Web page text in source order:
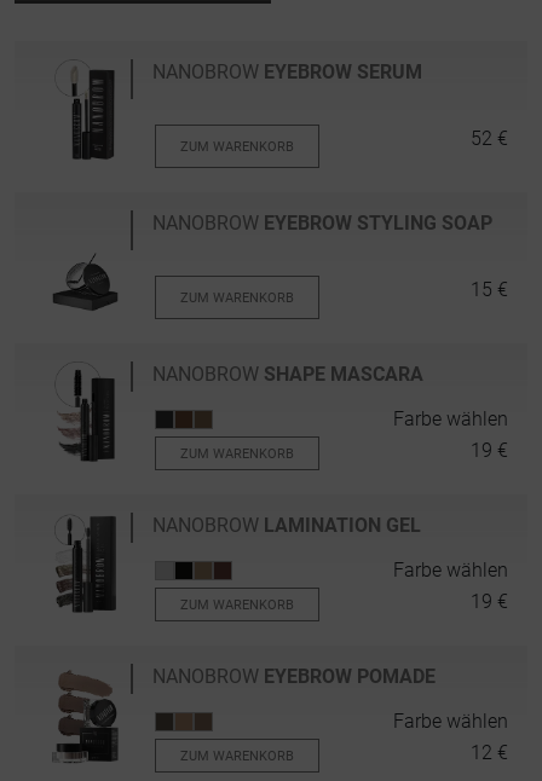
NANOBROW EYEBROW SERUM
ZUM WARENKORB 52 €
NANOBROW EYEBROW STYLING SOAP
ZUM WARENKORB 15 €
NANOBROW SHAPE MASCARA
Farbe wählen
ZUM WARENKORB 19 €
NANOBROW LAMINATION GEL
Farbe wählen
ZUM WARENKORB 19 €
NANOBROW EYEBROW POMADE
Farbe wählen
ZUM WARENKORB 12 €